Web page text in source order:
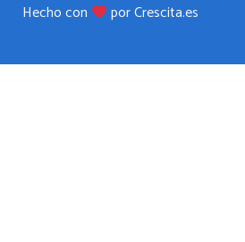
Hecho con
por Crescita.es